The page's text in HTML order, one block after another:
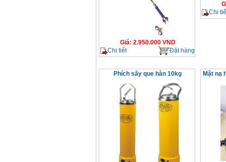
Giá: 2.950.000VND
Chi tiết
Đặt hàng
Chi
Phích sấy que hàn 10kg Mặt nạ